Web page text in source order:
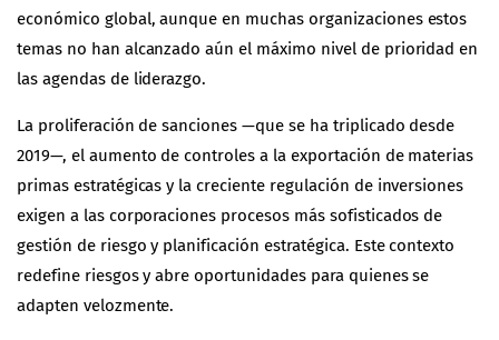
económico global, aunque en muchas organizaciones estos
temas no han alcanzado aún el máximo nivel de prioridad en
las agendas de liderazgo.
La proliferación de sanciones —que se ha triplicado desde
2019—, el aumento de controles a la exportación de materias
primas estratégicas y la creciente regulación de inversiones
exigen a las corporaciones procesos más sofisticados de
gestión de riesgo y planificación estratégica. Este contexto
redefine riesgos y abre oportunidades para quienes se
adapten velozmente.